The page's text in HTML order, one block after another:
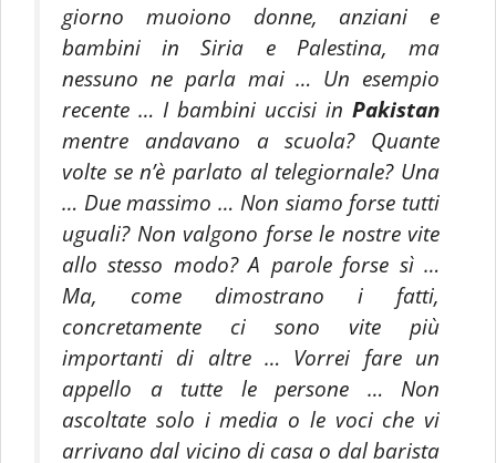
giorno muoiono donne, anziani e
bambini in Siria e Palestina, ma
nessuno ne parla mai … Un esempio
recente … I bambini uccisi in Pakistan
mentre andavano a scuola? Quante
volte se n’è parlato al telegiornale? Una
… Due massimo … Non siamo forse tutti
uguali? Non valgono forse le nostre vite
allo stesso modo? A parole forse sì …
Ma, come dimostrano i fatti,
concretamente ci sono vite più
importanti di altre … Vorrei fare un
appello a tutte le persone … Non
ascoltate solo i media o le voci che vi
arrivano dal vicino di casa o dal barista